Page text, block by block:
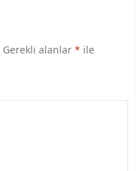
Gerekli alanlar* ile